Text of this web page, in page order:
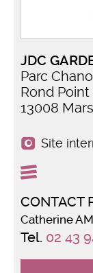
JDC
Parc
Rond
13008
Site
CONTACT
Catherine
Tel. 02 43